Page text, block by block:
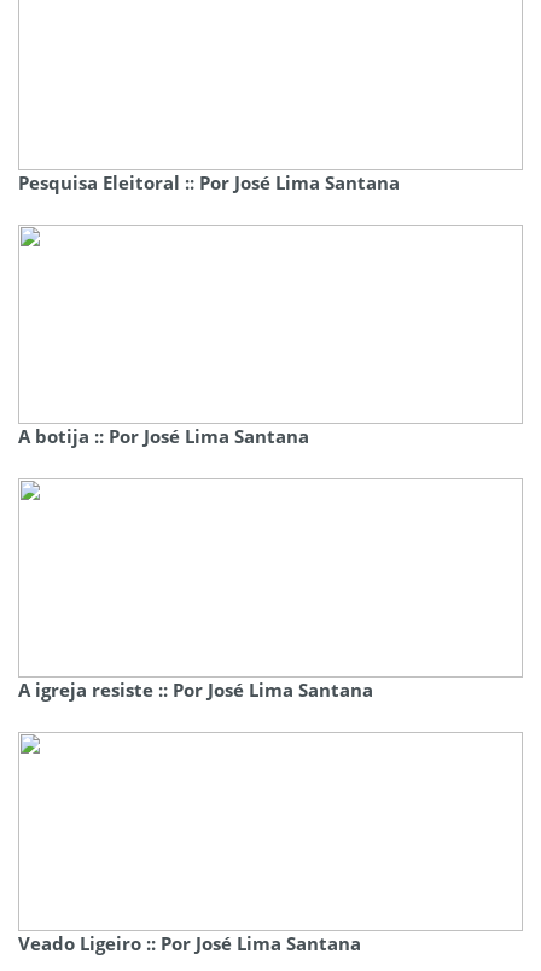
Pesquisa Eleitoral :: Por José Lima Santana
A botija :: Por José Lima Santana
A igreja resiste :: Por José Lima Santana
Veado Ligeiro :: Por José Lima Santana